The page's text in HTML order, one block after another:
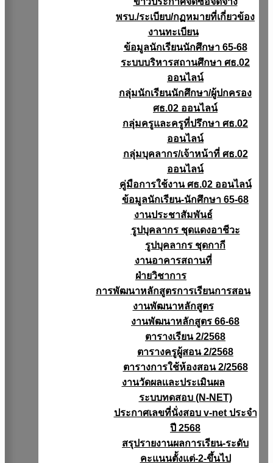
พรบ./ระเบียบ/กฏหมายที่เกี่ยวข้อง
งานทะเบียน
ข้อมูลนักเรียนนักศึกษา 65-68
ระบบบริหารสถานศึกษา ศธ.02
ออนไลน์
กลุ่มนักเรียนนักศึกษา/ผู้ปกครอง
ศธ.02 ออนไลน์
กลุ่มครูและครูที่ปรึกษา ศธ.02
ออนไลน์
กลุ่มบุคลากร/เจ้าหน้าที่ ศธ.02
ออนไลน์
คู่มือการใช้งาน ศธ.02 ออนไลน์
ข้อมูลนักเรียน-นักศึกษา 65-68
งานประชาสัมพันธ์
รูปบุคลากร ชุดแดงอาชีวะ
รูปบุคลากร ชุดกากี
งานอาคารสถานที่
ฝ่ายวิชาการ
การพัฒนาหลักสูตรการเรียนการสอน
งานพัฒนาหลักสูตร
งานพัฒนาหลักสูตร 66-68
ตารางเรียน 2/2568
ตารางครูผู้สอน 2/2568
ตารางการใช้ห้องสอน 2/2568
งานวัดผลเเละประเมินผล
ระบบทดสอบ (N-NET)
ประกาศเลขที่นั่งสอบ v-net ประจำ
ปี 2568
สรุปรายงานผลการเรียน-ระดับ
คะแนนตั้งแต่-2-ขึ้นไป